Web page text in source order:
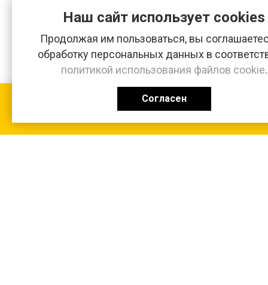
Наш сайт использует cookies
Продолжая им пользоваться, вы
обработку персональных данных в
политикой использования файлов cookie.
Согласен